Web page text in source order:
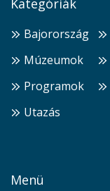
Kategóriák
Bajorország
Múzeumok
Programok
Utazás
Menü